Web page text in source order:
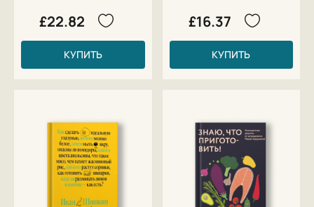
£22.82
КУПИТЬ
£16.37
КУПИТЬ